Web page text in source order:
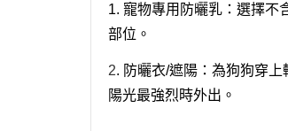
1. 寵物專用防曬乳： 選擇不
部位。
2. 防曬衣/遮陽： 為狗狗穿上
陽光最強烈時外出。